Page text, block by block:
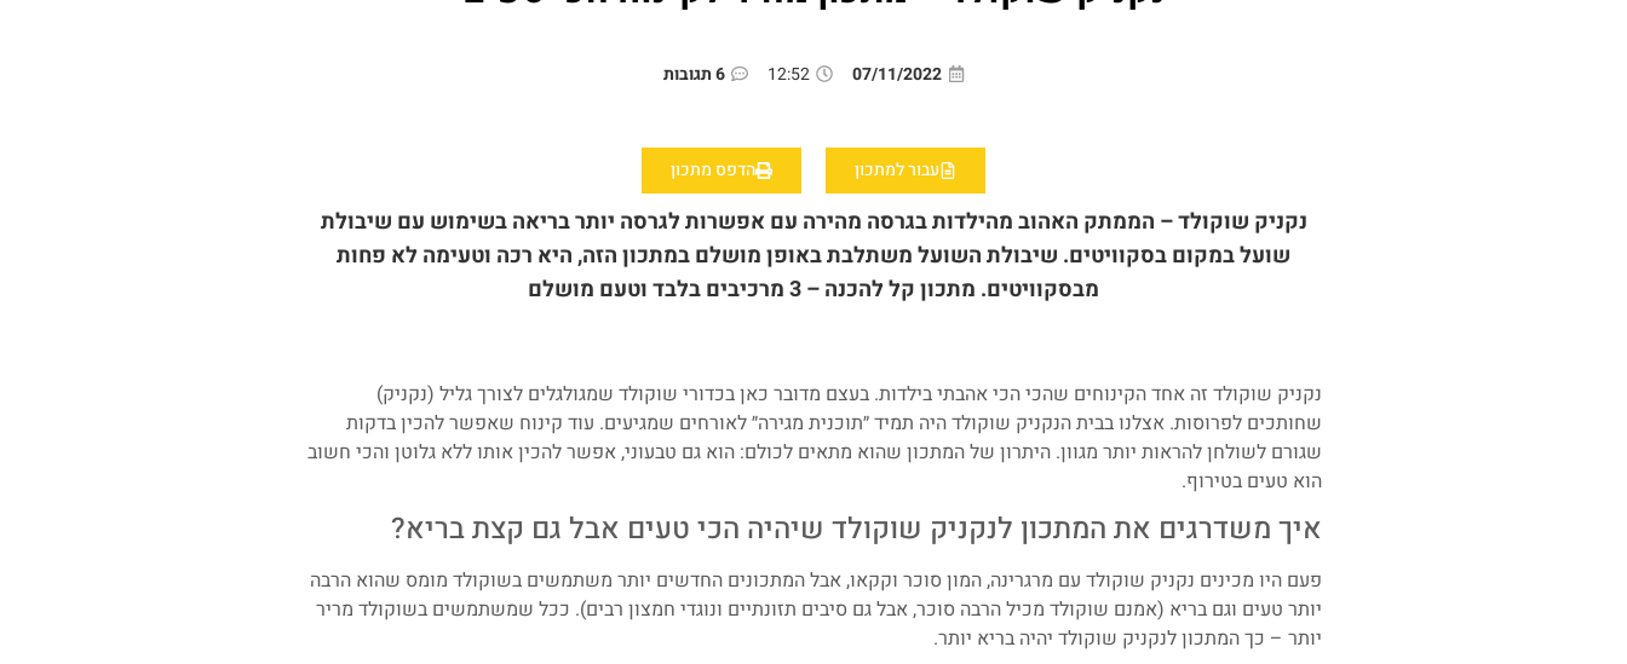
07/11/2022
12:52 6 תגובות
עבור למתכון הדפס מתכון
נקניק שוקולד – הממתק האהוב מהילדות בגרסה מהירה עם אפשרות לגרסה יותר בריאה בשימוש עם שיבולת
שועל במקום בסקוויטים. שיבולת השועל משתלבת באופן מושלם במתכון הזה, היא רכה וטעימה לא פחות
מבסקוויטים. מתכון קל להכנה – 3 מרכיבים בלבד וטעם מושלם
נקניק שוקולד זה אחד הקינוחים שהכי הכי אהבתי בילדות. בעצם מדובר כאן בכדורי שוקולד שמגולגלים לצורך גליל (נקניק)
שחותכים לפרוסות. אצלנו בבית הנקניק שוקולד היה תמיד ״תוכנית מגירה״ לאורחים שמגיעים. עוד קינוח שאפשר להכין בדקות
שגורם לשולחן להראות יותר מגוון. היתרון של המתכון שהוא מתאים לכולם: הוא גם טבעוני, אפשר להכין אותו ללא גלוטן והכי חשוב
הוא טעים בטירוף.
איך משדרגים את המתכון לנקניק שוקולד שיהיה הכי טעים אבל גם קצת בריא?
פעם היו מכינים נקניק שוקולד עם מרגרינה, המון סוכר וקקאו, אבל המתכונים החדשים יותר משתמשים בשוקולד מומס שהוא הרבה
יותר טעים וגם בריא (אמנם שוקולד מכיל הרבה סוכר, אבל גם סיבים תזונתיים ונוגדי חמצון רבים). ככל שמשתמשים בשוקולד מריר
יותר – כך המתכון לנקניק שוקולד יהיה בריא יותר.